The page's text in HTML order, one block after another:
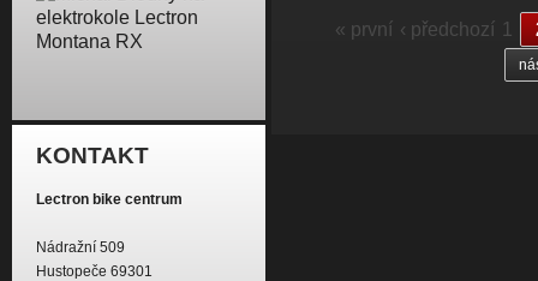
KONTAKT
Lectron bike centrum
Nádražní 509
Hustopeče 69301
Stránky
« první ‹ předchozí 1